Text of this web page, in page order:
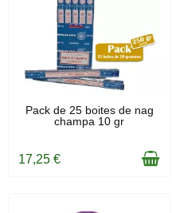
EN STOCK
Pack de 25 boites de nag
champa 10 gr
17,25 €